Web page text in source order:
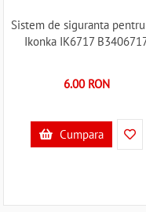
Sistem de siguranta
Ikonka IK6717
6.00 RON
Cumpara